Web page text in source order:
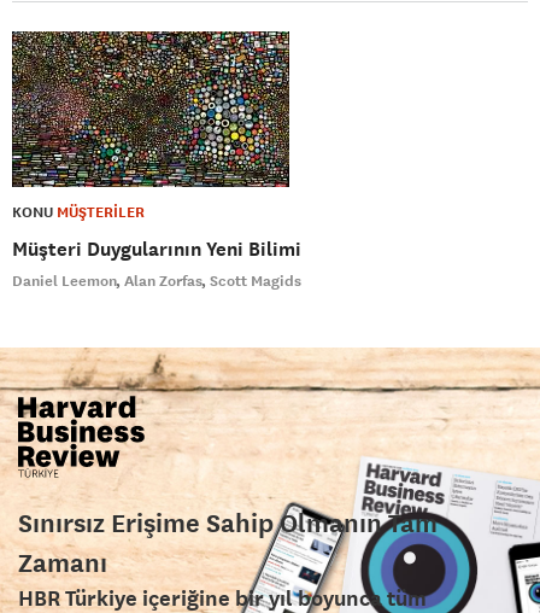
KONU MÜŞTERİLER
Müşteri Duygularının Yeni Bilimi
Daniel Leemon Alan Zorfas Scott Magids
Sınırsız Erişime Sahip Olmanın Tam
Zamanı
HBR Türkiye içeriğine bir yıl boyunca tüm